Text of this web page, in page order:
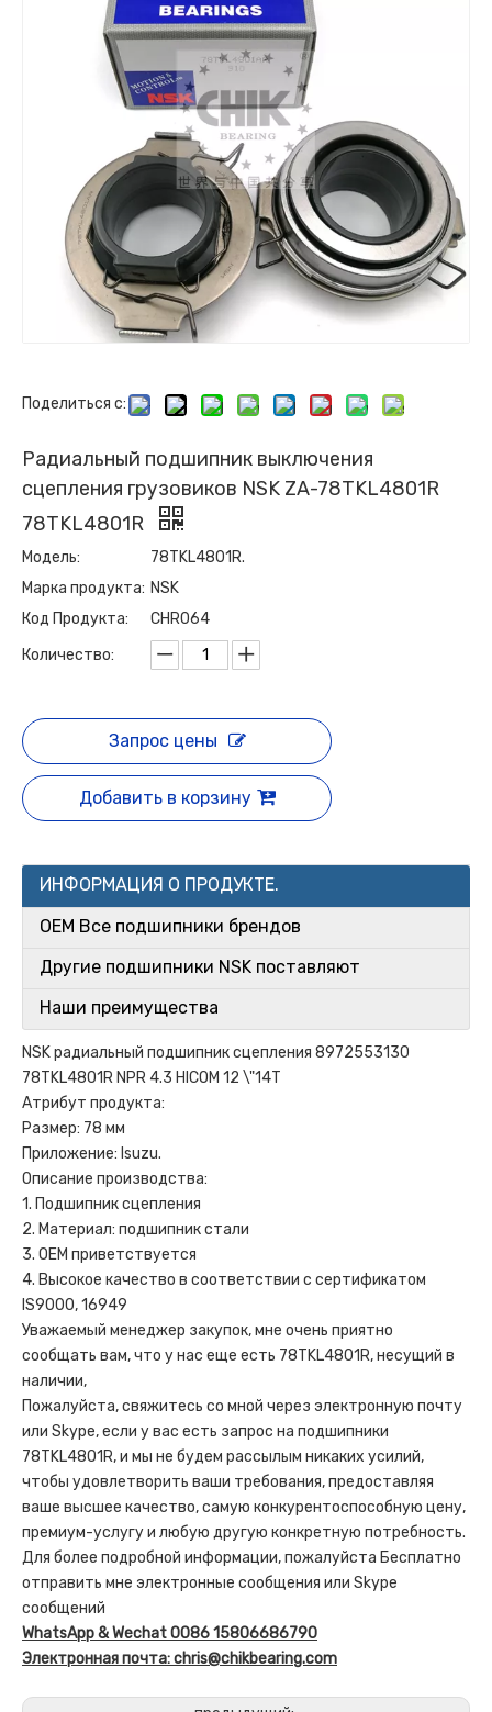
Поделиться с:
Радиальный подшипник выключения
сцепления грузовиков NSK ZA-78TKL4801R
78TKL4801R
Модель:
78TKL4801R.
Марка продукта: NSK
Код Продукта:
CHR064
Количество:
Запрос цены
Добавить в корзину
ИНФОРМАЦИЯ О ПРОДУКТЕ.
OEM Все подшипники брендов
Другие подшипники NSK поставляют
Наши преимущества
NSK радиальный подшипник сцепления 8972553130
78TKL4801R NPR 4.3 HICOM 12 \"14T
Атрибут продукта:
Размер: 78 мм
Приложение: Isuzu.
Описание производства:
1. Подшипник сцепления
2. Материал: подшипник стали
3. OEM приветствуется
4. Высокое качество в соответствии с сертификатом
IS9000, 16949
Уважаемый менеджер закупок, мне очень приятно
сообщать вам, что у нас еще есть 78TKL4801R, несущий в
наличии,
Пожалуйста, свяжитесь со мной через электронную почту
или Skype, если у вас есть запрос на подшипники
78TKL4801R, и мы не будем рассылым никаких усилий,
чтобы удовлетворить ваши требования, предоставляя
ваше высшее качество, самую конкурентоспособную цену,
премиум-услугу и любую другую конкретную потребность.
Для более подробной информации, пожалуйста Бесплатно
отправить мне электронные сообщения или Skype
сообщений
WhatsApp & Wechat 0086 15806686790
Электронная почта: chris@chikbearing.com